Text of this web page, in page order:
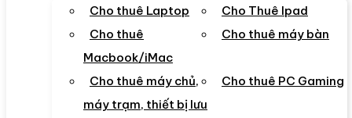
Cho thuê Laptop
Cho Thuê Ipad
Cho thuê
Macbook/iMac
Cho thuê máy bàn
Cho thuê máy chủ,
máy trạm, thiết bị lưu
Cho thuê PC Gaming